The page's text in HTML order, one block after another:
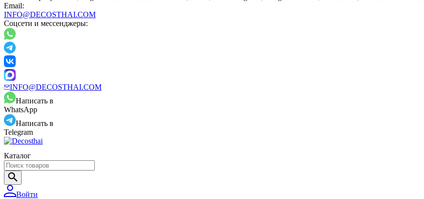
Email:
INFO@DECOSTHAI.COM
Соцсети и мессенджеры:
INFO@DECOSTHAI.COM
Написать в
WhatsApp
Написать в
Telegram
Каталог
Войти